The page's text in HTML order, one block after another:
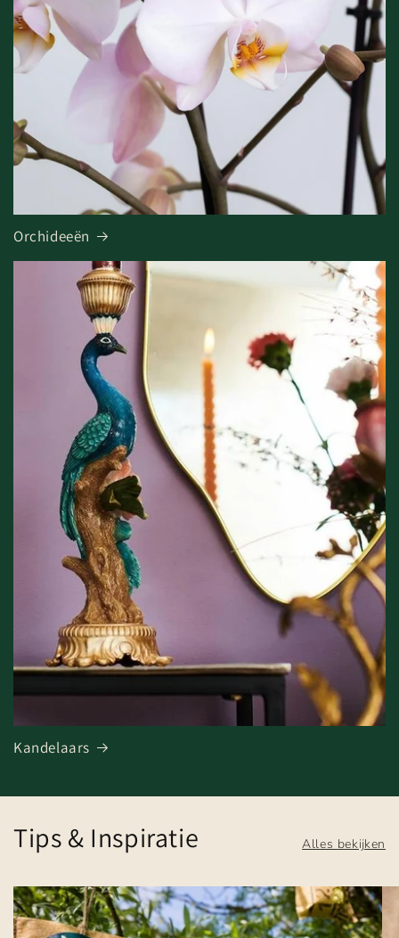
Orchideeën
Kandelaars
Tips & Inspiratie Alles bekijken